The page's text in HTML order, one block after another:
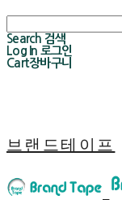
Search 검색
Log In 로그인
Cart장바구니
브랜드테이프